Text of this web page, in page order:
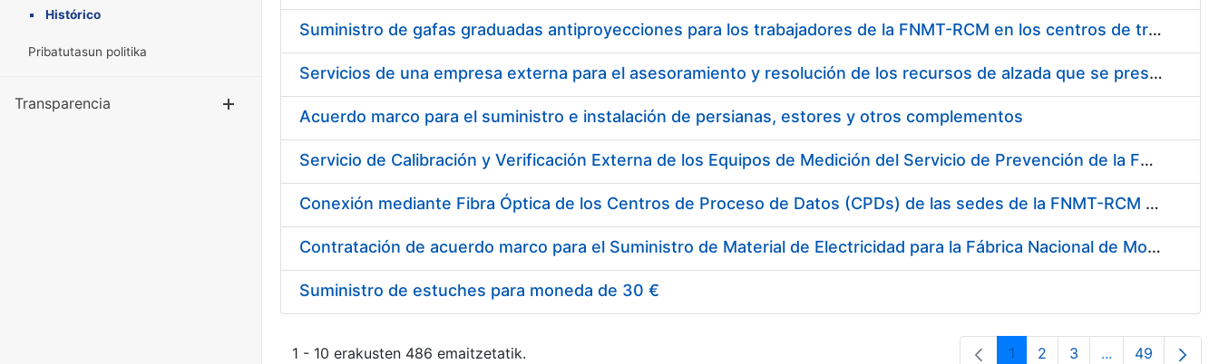
Histórico
Pribatutasun politika
Transparencia Erakutsi/Ezkutatu
Suministro de gafas graduadas antiproyecciones para los trabajadores de la FNMT-RCM en los centros de trabajo de Madrid y Burgos
Servicios de una empresa externa para el asesoramiento y resolución de los recursos de alzada que se presentan relacionados con procesos de selección para la FNMT-RCM
Acuerdo marco para el suministro e instalación de persianas, estores y otros complementos
Servicio de Calibración y Verificación Externa de los Equipos de Medición del Servicio de Prevención de la FNMT-RCM
Conexión mediante Fibra Óptica de los Centros de Proceso de Datos (CPDs) de las sedes de la FNMT-RCM de Burgos y Madrid
Contratación de acuerdo marco para el Suministro de Material de Electricidad para la Fábrica Nacional de Moneda y Timbre-Real Casa de la Moneda en su centro de trabajo de Burgos
Suministro de estuches para moneda de 30 €
1 - 10 erakusten 486 emaitzetatik. 1 2 3 ... 49